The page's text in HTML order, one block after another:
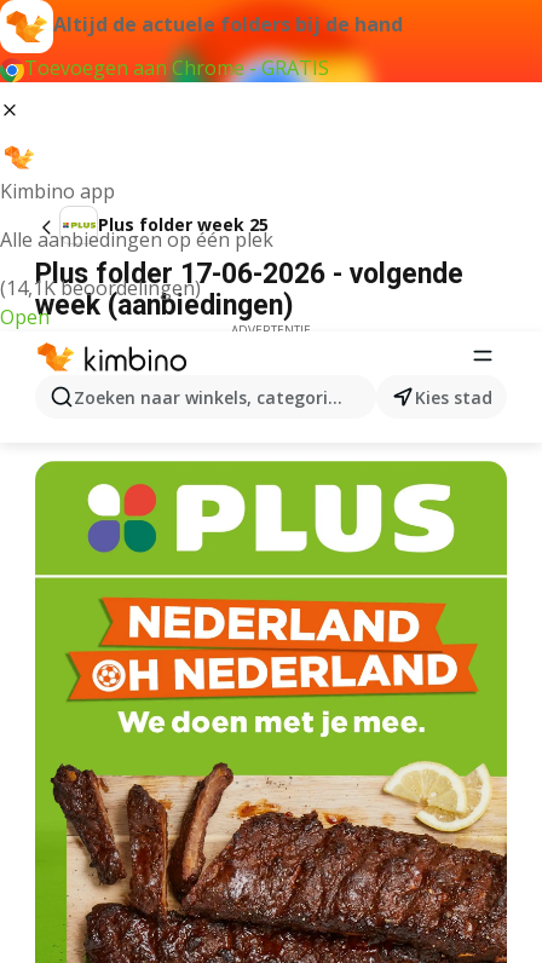
Altijd de actuele folders bij de hand
Toevoegen aan Chrome - GRATIS
Kimbino app
Alle aanbiedingen op één plek
(14,1K beoordelingen)
Open
Zoeken naar winkels, categorieën, producten...
Kies stad
Plus folder week 25
Plus folder 17-06-2026 - volgende
week (aanbiedingen)
ADVERTENTIE